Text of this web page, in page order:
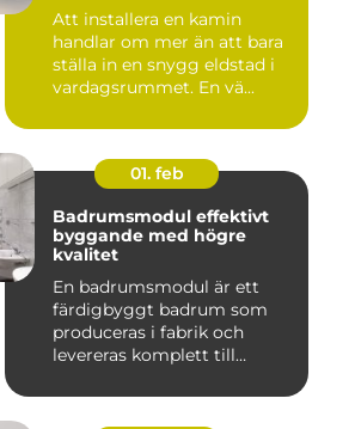
Att installera en kamin
handlar om mer än att bara
ställa in en snygg eldstad i
vardagsrummet. En vä...
01. feb
Badrumsmodul effektivt
byggande med högre
kvalitet
En badrumsmodul är ett
färdigbyggt badrum som
produceras i fabrik och
levereras komplett till